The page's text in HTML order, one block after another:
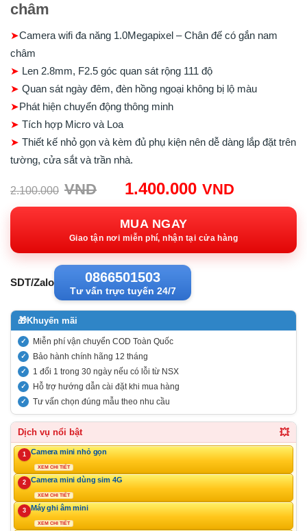
châm
➤Camera wifi đa năng 1.0Megapixel – Chân đế có gắn nam
châm
➤ Len 2.8mm, F2.5 góc quan sát rộng 111 độ
➤ Quan sát ngày đêm, đèn hồng ngoại không bị lộ màu
➤Phát hiện chuyển động thông minh
➤ Tích hợp Micro và Loa
➤ Thiết kế nhỏ gọn và kèm đủ phụ kiện nên dễ dàng lắp đặt trên
tường, cửa sắt và trần nhà.
2.100.000 VND
Giá
gốc:
2.100.000VND.
1.400.000 VND
hiện
MUA NGAY
Giao tận nơi miễn phí, nhận tại cửa hàng
SDT/Zalo 0866501503
Tư vấn trực tuyến 24/7
🎁Khuyến mãi
Miễn phí vận chuyển COD Toàn Quốc
Bảo hành chính hãng 12 tháng
1 đổi 1 trong 30 ngày nếu có lỗi từ NSX
Hỗ trợ hướng dẫn cài đặt khi mua hàng
Tư vấn chọn đúng mẫu theo nhu cầu
Dịch vụ nổi bật 💥
1 Camera mini nhỏ gọn
XEM CHI TIẾT
2 Camera mini dùng sim 4G
XEM CHI TIẾT
3 Máy ghi âm mini
XEM CHI TIẾT